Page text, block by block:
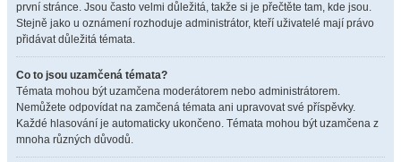
první stránce. Jsou často velmi důležitá, takže si je přečtěte tam, kde jsou.
Stejně jako u oznámení rozhoduje administrátor, kteří uživatelé mají právo
přidávat důležitá témata.
Co to jsou uzamčená témata?
Témata mohou být uzamčena moderátorem nebo administrátorem.
Nemůžete odpovídat na zamčená témata ani upravovat své příspěvky.
Každé hlasování je automaticky ukončeno. Témata mohou být uzamčena z
mnoha různých důvodů.